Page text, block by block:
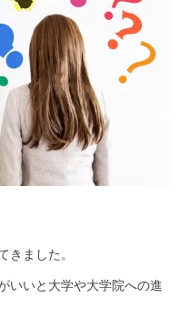
きました。
いいと大学や大学院への進